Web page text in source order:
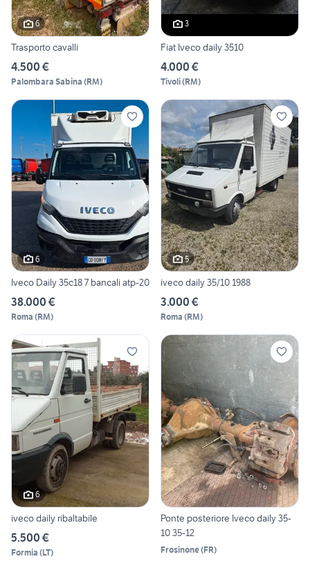
6
Trasporto cavalli
4.500 €
Palombara Sabina (RM)
3
Fiat Iveco daily 3510
4.000 €
Tivoli(RM)
6
Iveco Daily 35c18 7 bancali atp-20
38.000 €
Roma (RM)
5
iveco daily 35/10 1988
3.000 €
Roma (RM)
6
iveco daily ribaltabile
5.500 €
Formia (LT)
Ponte posteriore Iveco daily 35-
10 35-12
Frosinone(FR)